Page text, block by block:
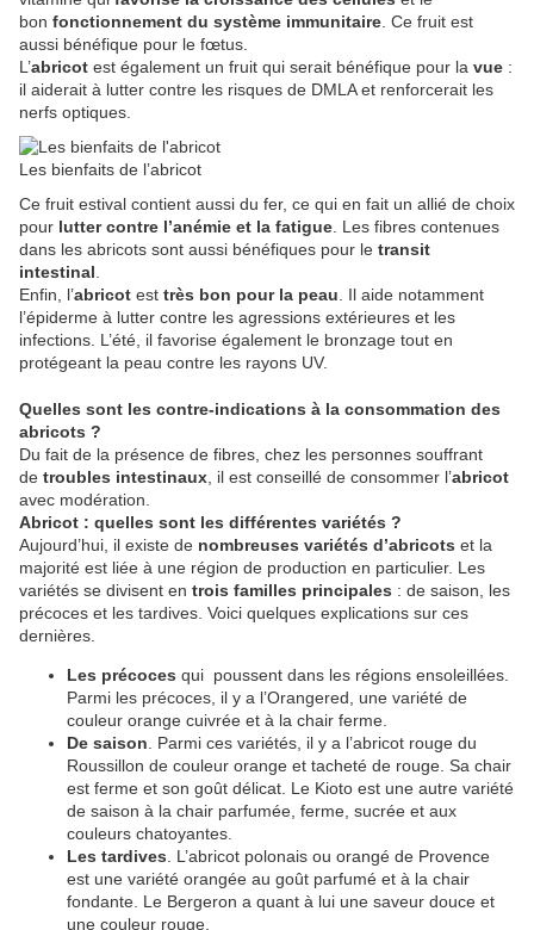
bon fonctionnement du système immunitaire . Ce fruit est
aussi bénéfique pour le fœtus.
L’abricot est également un fruit qui serait bénéfique pour la vue :
il aiderait à lutter contre les risques de DMLA et renforcerait les
nerfs optiques.
Les bienfaits de l’abricot
Ce fruit estival contient aussi du fer, ce qui en fait un allié de choix
pour lutter contre l’anémie et la fatigue . Les fibres contenues
dans les abricots sont aussi bénéfiques pour le transit
intestinal
Enfin, l’abricot est très bon pour la peau . Il aide notamment
l’épiderme à lutter contre les agressions extérieures et les
infections. L’été, il favorise également le bronzage tout en
protégeant la peau contre les rayons UV.
Quelles sont les contre-indications à la consommation des
abricots ?
Du fait de la présence de fibres, chez les personnes souffrant
de troubles intestinaux , il est conseillé de consommer l’abricot
avec modération.
Abricot : quelles sont les différentes variétés ?
Aujourd’hui, il existe de nombreuses variétés d’abricots et la
majorité est liée à une région de production en particulier. Les
variétés se divisent en trois familles principales : de saison, les
précoces et les tardives. Voici quelques explications sur ces
dernières.
Les précoces qui poussent dans les régions ensoleillées.
Parmi les précoces, il y a l’Orangered, une variété de
couleur orange cuivrée et à la chair ferme.
De saison . Parmi ces variétés, il y a l’abricot rouge du
Roussillon de couleur orange et tacheté de rouge. Sa chair
est ferme et son goût délicat. Le Kioto est une autre variété
de saison à la chair parfumée, ferme, sucrée et aux
couleurs chatoyantes.
Les tardives . L’abricot polonais ou orangé de Provence
est une variété orangée au goût parfumé et à la chair
fondante. Le Bergeron a quant à lui une saveur douce et
une couleur rouge.